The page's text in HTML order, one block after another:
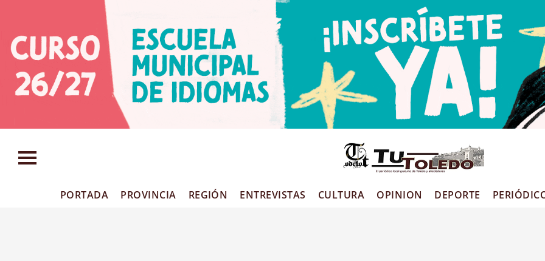
PORTADA PROVINCIA REGIÓN ENTREVISTAS CULTURA OPINION DEPORTE